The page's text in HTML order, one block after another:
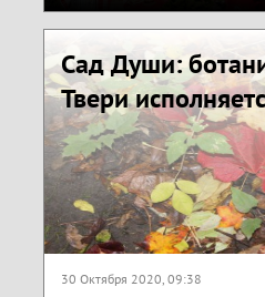
Сад Души:
Твери
30 Октября 2020, 09:38